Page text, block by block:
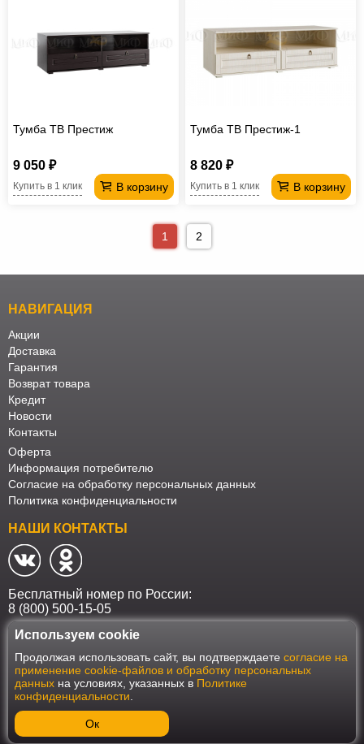
Тумба ТВ Престиж
9 050 ₽
В корзину
Купить в 1 клик
Тумба ТВ Престиж-1
8 820 ₽
В корзину
Купить в 1 клик
1 2
НАВИГАЦИЯ
Акции
Доставка
Гарантия
Возврат товара
Кредит
Новости
Контакты
Оферта
Информация потребителю
Согласие на обработку персональных данных
Политика конфиденциальности
НАШИ КОНТАКТЫ
Бесплатный номер по России:
8 (800) 500-15-05
Наш интернет-магазин работает в соответствии с требованиями
Федерального закона от 27 июля 2006 года №152-ФЗ "О персональных
данных". Оформить заказ на сайте Мебеласка возможно только при
наличии согласия на обработку Ваших персональных данных. Для
улучшения работы сайта и его взаимодействия с пользователями мы
используем файлы cookie. Продолжая пользоваться сайтом, вы
соглашаетесь с использованием cookie.
Используем cookie
Продолжая использовать сайт, вы подтверждаете согласие на
применение cookie-файлов и обработку персональных
данных на условиях, указанных в Политике
конфиденциальности
Ок